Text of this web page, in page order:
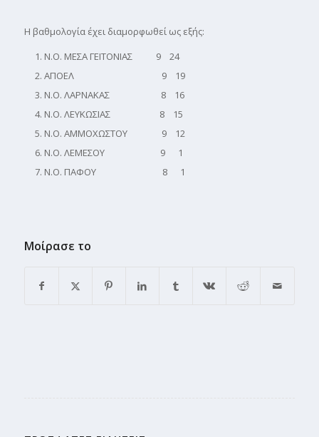
Η βαθμολογία έχει διαμορφωθεί ως εξής:
Ν.Ο. ΜΕΣΑ ΓΕΙΤΟΝΙΑΣ 9 24
ΑΠΟΕΛ 9 19
Ν.Ο. ΛΑΡΝΑΚΑΣ 8 16
Ν.Ο. ΛΕΥΚΩΣΙΑΣ 8 15
Ν.Ο. ΑΜΜΟΧΩΣΤΟΥ 9 12
Ν.Ο. ΛΕΜΕΣΟΥ ​9 1
Ν.Ο. ΠΑΦΟΥ ​ 8 1
Μοίρασε το